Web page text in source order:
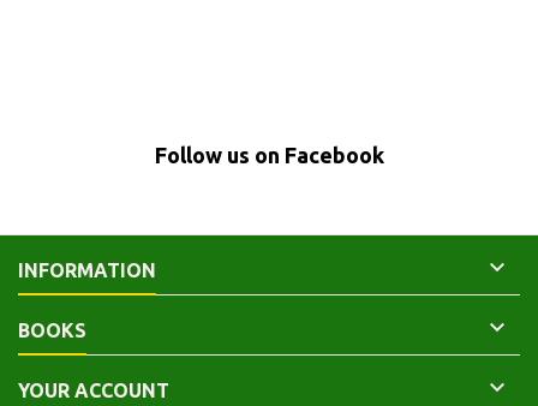
Follow us on Facebook
INFORMATION 
BOOKS 
YOUR ACCOUNT 